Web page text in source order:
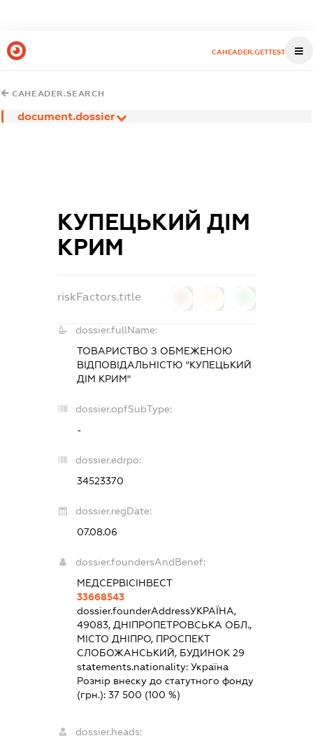
CAHEADER.GETTEST
CAHEADER.SEARCH
document.dossier
КУПЕЦЬКИЙ ДІМ
КРИМ
riskFactors.title
dossier.fullName:
ТОВАРИСТВО З ОБМЕЖЕНОЮ
ВІДПОВІДАЛЬНІСТЮ "КУПЕЦЬКИЙ
ДІМ КРИМ"
dossier.opfSubType:
-
dossier.edrpo:
34523370
dossier.regDate:
07.08.06
dossier.foundersAndBenef:
МЕДСЕРВІСІНВЕСТ
33668543
dossier.founderAddressУКРАЇНА,
49083, ДНІПРОПЕТРОВСЬКА ОБЛ.,
МІСТО ДНІПРО, ПРОСПЕКТ
СЛОБОЖАНСЬКИЙ, БУДИНОК 29
statements.nationality:Україна
Розмір внеску до статутного фонду
(грн.):37 500 (100 %)
dossier.heads: